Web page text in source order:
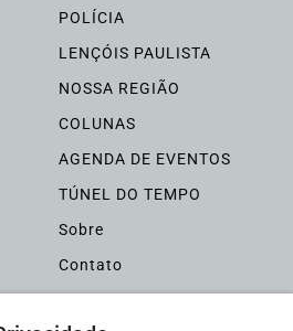
POLÍCIA
LENÇÓIS PAULISTA
NOSSA REGIÃO
COLUNAS
AGENDA DE EVENTOS
TÚNEL DO TEMPO
Sobre
Contato